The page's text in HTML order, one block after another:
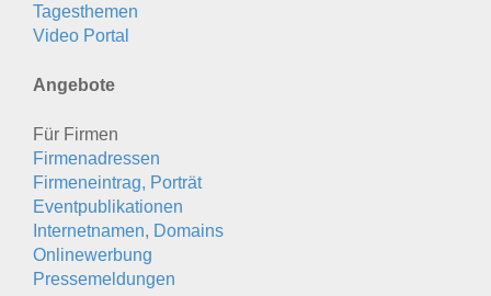
Tagesthemen
Video Portal
Angebote
Für Firmen
Firmenadressen
Firmeneintrag, Porträt
Eventpublikationen
Internetnamen, Domains
Onlinewerbung
Pressemeldungen